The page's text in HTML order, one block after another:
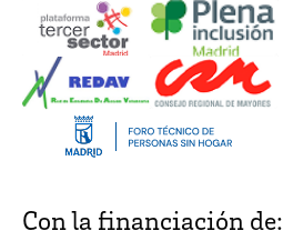
Con la financiación de: